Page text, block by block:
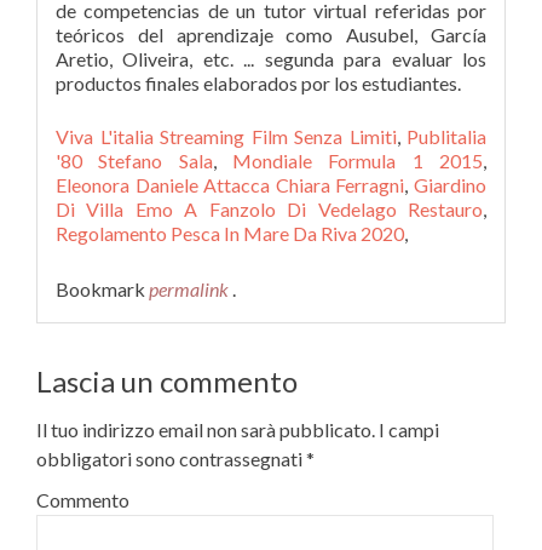
Viva L'italia Streaming Film Senza Limiti, Publitalia
'80 Stefano Sala, Mondiale Formula 1 2015,
Eleonora Daniele Attacca Chiara Ferragni,Giardino
Di Villa Emo A Fanzolo Di Vedelago Restauro,
Regolamento Pesca In Mare Da Riva 2020,
Bookmark permalink .
Lascia un commento
Il tuo indirizzo email non sarà pubblicato. I campi
obbligatori sono contrassegnati*
Commento